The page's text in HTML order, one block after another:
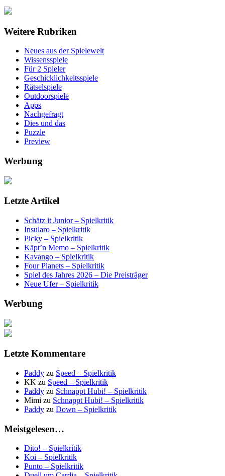
Weitere Rubriken
Neues aus der Spielewelt
Wissensspiele
Für 2 Spieler
Geschicklichkeitsspiele
Rätselspiele
Outdoorspiele
Apps
Nachgefragt
Dies und das
Puzzle
Preview
Werbung
Letzte Artikel
Schätz it Junior – Spielkritik
Insularo – Spielkritik
Picky – Spielkritik
Käpt’n Memo – Spielkritik
Kavango – Spielkritik
Four Planets – Spielkritik
Spiel des Jahres 2026 – Die Preisträger
Neue Ufer – Spielkritik
Werbung
Letzte Kommentare
Paddy zu Speed – Spielkritik
KK zu Speed – Spielkritik
Paddy zu Schnappt Hubi! – Spielkritik
Mimi zu Schnappt Hubi! – Spielkritik
Paddy zu Down – Spielkritik
Meistgelesen…
Dito! – Spielkritik
Koi – Spielkritik
Punto – Spielkritik